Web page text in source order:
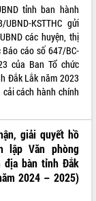
tỉnh ban hành
KSTTHC gửi
các huyện, thị
cáo số 647/BC-
của Ban Tổ chức
Đắk Lắk năm 2023
cách hành chính
giải quyết hồ
lập Văn phòng
địa bàn tỉnh Ðắk
2024 – 2025)